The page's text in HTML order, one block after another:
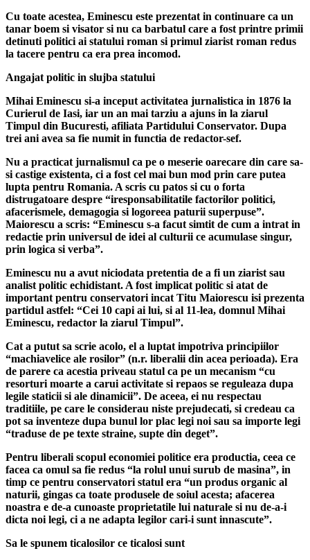
Cu toate acestea, Eminescu este prezentat in continuare ca un
tanar boem si visator si nu ca barbatul care a fost printre primii
detinuti politici ai statului roman si primul ziarist roman redus
la tacere pentru ca era prea incomod.
Angajat politic in slujba statului
Mihai Eminescu si-a inceput activitatea jurnalistica in 1876 la
Curierul de Iasi, iar un an mai tarziu a ajuns in la ziarul
Timpul din Bucuresti, afiliata Partidului Conservator. Dupa
trei ani avea sa fie numit in functia de redactor-sef.
Nu a practicat jurnalismul ca pe o meserie oarecare din care sa-
si castige existenta, ci a fost cel mai bun mod prin care putea
lupta pentru Romania. A scris cu patos si cu o forta
distrugatoare despre “iresponsabilitatile factorilor politici,
afacerismele, demagogia si logoreea paturii superpuse”.
Maiorescu a scris: “Eminescu s-a facut simtit de cum a intrat in
redactie prin universul de idei al culturii ce acumulase singur,
prin logica si verba”.
Eminescu nu a avut niciodata pretentia de a fi un ziarist sau
analist politic echidistant. A fost implicat politic si atat de
important pentru conservatori incat Titu Maiorescu isi prezenta
partidul astfel: “Cei 10 capi ai lui, si al 11-lea, domnul Mihai
Eminescu, redactor la ziarul Timpul”.
Cat a putut sa scrie acolo, el a luptat impotriva principiilor
“machiavelice ale rosilor” (n.r. liberalii din acea perioada). Era
de parere ca acestia priveau statul ca pe un mecanism “cu
resorturi moarte a carui activitate si repaos se reguleaza dupa
legile staticii si ale dinamicii”. De aceea, ei nu respectau
traditiile, pe care le considerau niste prejudecati, si credeau ca
pot sa inventeze dupa bunul lor plac legi noi sau sa importe legi
“traduse de pe texte straine, supte din deget”.
Pentru liberali scopul economiei politice era productia, ceea ce
facea ca omul sa fie redus “la rolul unui surub de masina”, in
timp ce pentru conservatori statul era “un produs organic al
naturii, gingas ca toate produsele de soiul acesta; afacerea
noastra e de-a cunoaste proprietatile lui naturale si nu de-a-i
dicta noi legi, ci a ne adapta legilor cari-i sunt innascute”.
Sa le spunem ticalosilor ce ticalosi sunt